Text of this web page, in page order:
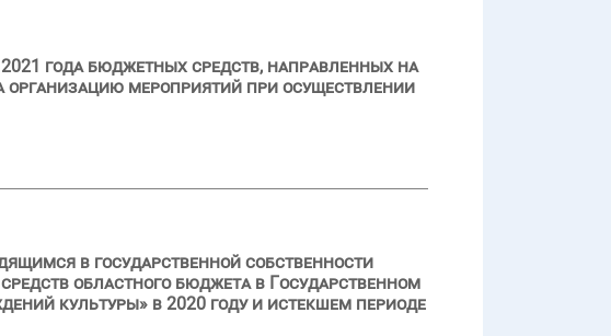
года бюджетных средств, направленных на
мероприятий при осуществлении
в государственной собственности
областного бюджета в Государственном
культуры» в 2020 году и истекшем периоде